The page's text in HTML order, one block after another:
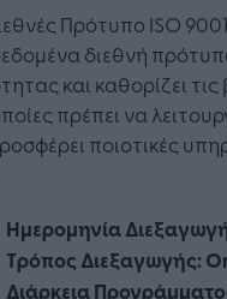
Πρότυπο ISO
διεθνή
και καθορίζει
πρέπει να
ποιοτικές
Ημερομηνία
Τρόπος Διεξαγωγής:
Διάρκεια